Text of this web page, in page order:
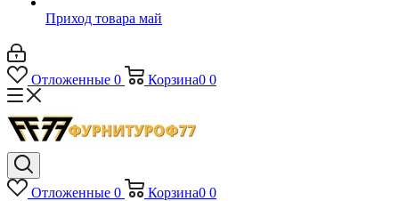
Приход товара май
Отложенные 0 Корзина0 0
Отложенные 0 Корзина0 0